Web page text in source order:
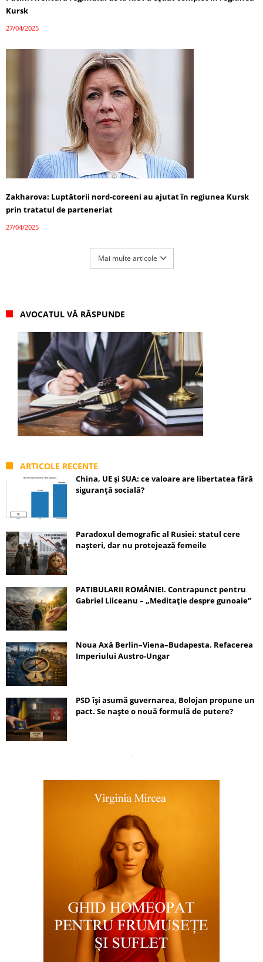
Kursk
27/04/2025
Zakharova: Luptătorii nord-coreeni au ajutat în regiunea Kursk
prin tratatul de parteneriat
27/04/2025
Mai multe articole
AVOCATUL VĂ RĂSPUNDE
ARTICOLE RECENTE
China, UE și SUA: ce valoare are libertatea fără
siguranță socială?
Paradoxul demografic al Rusiei: statul cere
nașteri, dar nu protejează femeile
PATIBULARII ROMÂNIEI. Contrapunct pentru
Gabriel Liiceanu – „Meditație despre gunoaie”
Noua Axă Berlin–Viena–Budapesta. Refacerea
Imperiului Austro-Ungar
PSD își asumă guvernarea, Bolojan propune un
pact. Se naște o nouă formulă de putere?